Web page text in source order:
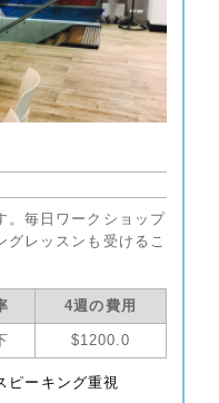
。毎日ワークショップ
レッスンも受けるこ
4週の費用
$1200.0
ピーキング重視